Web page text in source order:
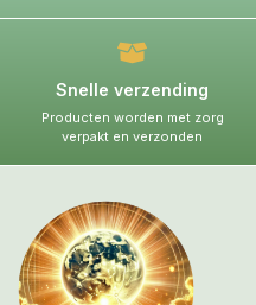
Snelle verzending
Producten worden met zorg
verpakt en verzonden